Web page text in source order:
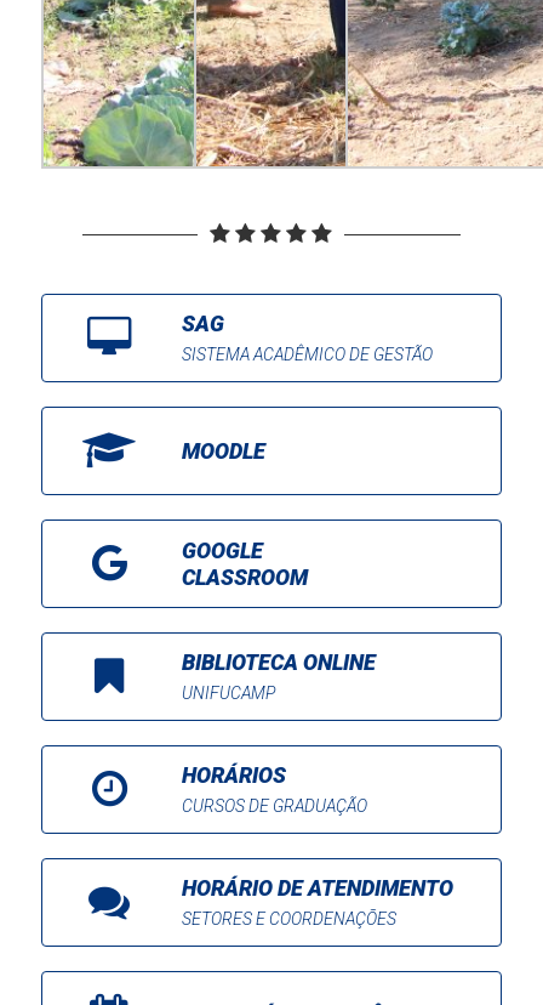
SAG
SISTEMA ACADÊMICO DE GESTÃO
MOODLE
GOOGLE
CLASSROOM
BIBLIOTECA ONLINE
UNIFUCAMP
HORÁRIOS
CURSOS DE GRADUAÇÃO
HORÁRIO DE ATENDIMENTO
SETORES E COORDENAÇÕES